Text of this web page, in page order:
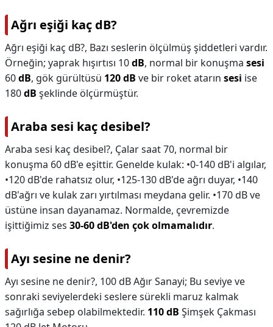
Ağrı eşiği kaç dB?
Ağrı eşiği kaç dB?, Bazı seslerin ölçülmüş şiddetleri vardır.
Örneğin; yaprak hışırtısı 10dB, normal bir konuşma sesi
60dB, gök gürültüsü 120 dB ve bir roket atarın sesi ise
180dB şeklinde ölçürmüştür.
Araba sesi kaç desibel?
Araba sesi kaç desibel?, Çalar saat 70, normal bir
konuşma 60 dB'e eşittir. Genelde kulak: •0-140 dB'i algılar,
•120 dB'de rahatsız olur, •125-130 dB'de ağrı duyar, •140
dB'ağrı ve kulak zarı yırtılması meydana gelir. •170 dB ve
üstüne insan dayanamaz. Normalde, çevremizde
işittiğimiz ses 30-60 dB'den çok olmamalıdır.
Ayı sesine ne denir?
Ayı sesine ne denir?, 100 dB Ağır Sanayi; Bu seviye ve
sonraki seviyelerdeki seslere sürekli maruz kalmak
sağırlığa sebep olabilmektedir. 110 dB Şimşek Çakması